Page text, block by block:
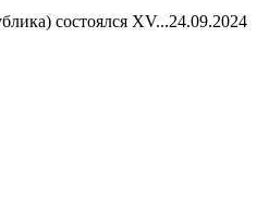
состоялся XV...24.09.2024